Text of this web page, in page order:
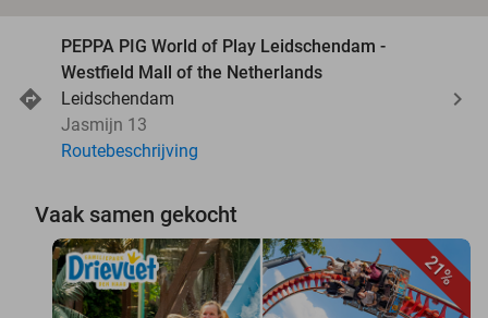
PEPPA PIG World of Play Leidschendam -
Westfield Mall of the Netherlands
Leidschendam
Jasmijn 13
Routebeschrijving
Vaak samen gekocht
21%